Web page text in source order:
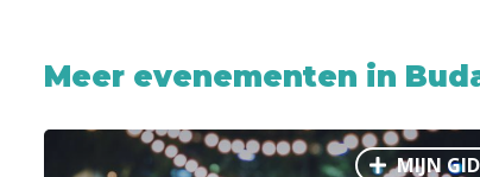
Meer evenementen in
MIJN